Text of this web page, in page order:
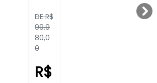
DE R$
99.9
80,0
0
R$